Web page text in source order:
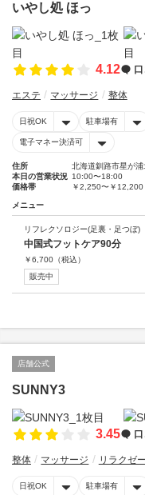
いやし処 ほっ
4.12 口
エステ マッサージ 整体
日祝OK 駐車場有
電子マネー決済可
住所
北海道釧路市星が
本日の営業状況 10:00〜18:00
価格帯
￥2,250〜￥12,200
メニュー
リフレクソロジー(足裏・足つぼ)
中国式フットケア90分
￥6,700 （税込）
販売中
店舗公式
SUNNY3
3.45 口
整体 マッサージ リラクゼ
日祝OK 駐車場有